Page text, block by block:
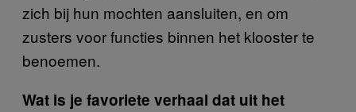
zich bij hun mochten aansluiten, en om
zusters voor functies binnen het klooster te
benoemen.
Wat is je favoriete verhaal dat uit het